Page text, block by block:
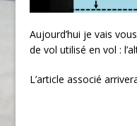
Aujourd’hui je vais
de vol utilisé en vol :
L’article associé